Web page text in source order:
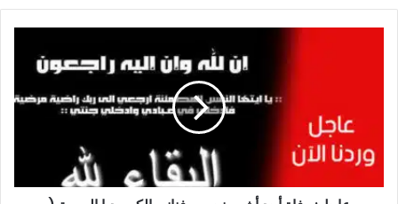
وفناني
الكوميديا
العربية
(